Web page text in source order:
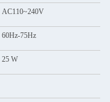
AC110~240V
60Hz-75Hz
25 W